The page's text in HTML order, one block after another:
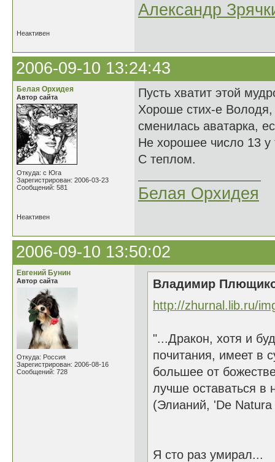
Александр
Неактивен
2006-09-10 13:24:43
Белая Орхидея
Автор сайта
Откуда: с Юга
Зарегистрирован: 2006-03-23
Сообщений: 581
Пусть хватит этой
Хороше стих-е Володя,
сменилась аватарка,
Не хорошее число 13 у
С теплом.
Белая Орхидея
Неактивен
2006-09-10 13:50:02
Евгений Бунин
Автор сайта
Откуда: Россия
Зарегистрирован: 2006-08-16
Сообщений: 728
Владимир
http://zhurnal.lib.ru/
"...Дракон, хотя и
почитания, имеет в
большее от
лучше оставаться в
(Элианий, 'De Natura
Я сто раз умирал...